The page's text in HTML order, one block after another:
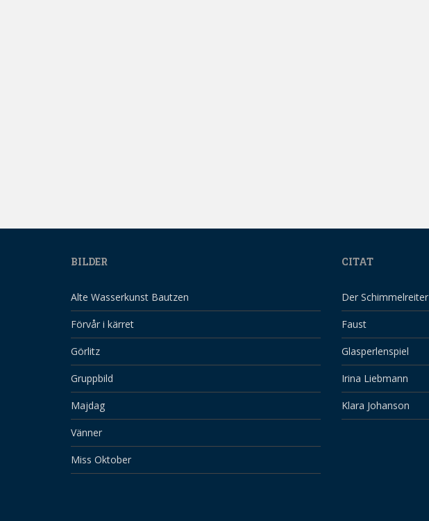
BILDER
Alte Wasserkunst Bautzen
Förvår i kärret
Görlitz
Gruppbild
Majdag
Vänner
Miss Oktober
CITAT
Der Schimmelreiter
Faust
Glasperlenspiel
Irina Liebmann
Klara Johanson